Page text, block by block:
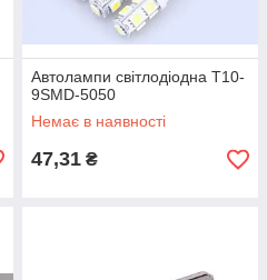
Автолампи світлодіодна T10-
9SMD-5050
Немає в наявності
47,31 ₴